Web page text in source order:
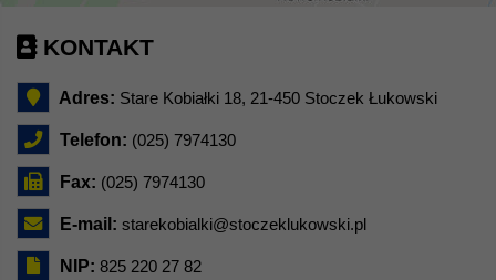
KONTAKT
Adres: Stare Kobiałki 18, 21-450 Stoczek Łukowski
Telefon: (025) 7974130
Fax: (025) 7974130
E-mail: starekobialki@stoczeklukowski.pl
NIP: 825 220 27 82